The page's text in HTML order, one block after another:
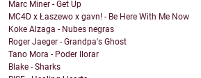
Marc Miner - Get Up
MC4D x Łaszewo x gavn! - Be Here With Me Now
Koke Alzaga - Nubes negras
Roger Jaeger - Grandpa's Ghost
Tano Mora - Poder llorar
Blake - Sharks